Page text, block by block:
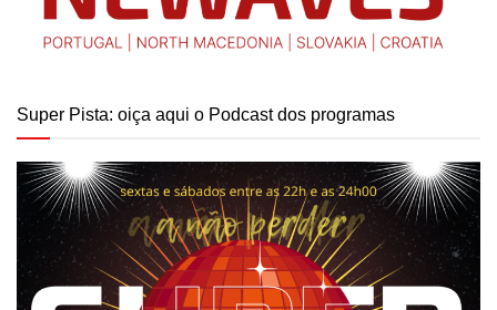
Super Pista: oiça aqui o Podcast dos programas